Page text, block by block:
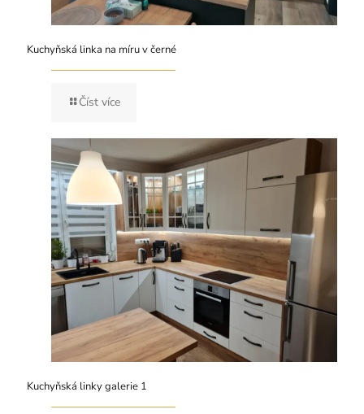
Kuchyňská linka na míru v černé
Číst více
Kuchyňská linky galerie 1